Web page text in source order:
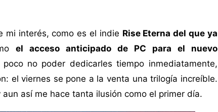
mi interés, como es el indie Rise Eterna del que ya
el acceso anticipado de PC para el nuevo
no poder dedicarles tiempo inmediatamente,
el viernes se pone a la venta una trilogía increíble.
así me hace tanta ilusión como el primer día.